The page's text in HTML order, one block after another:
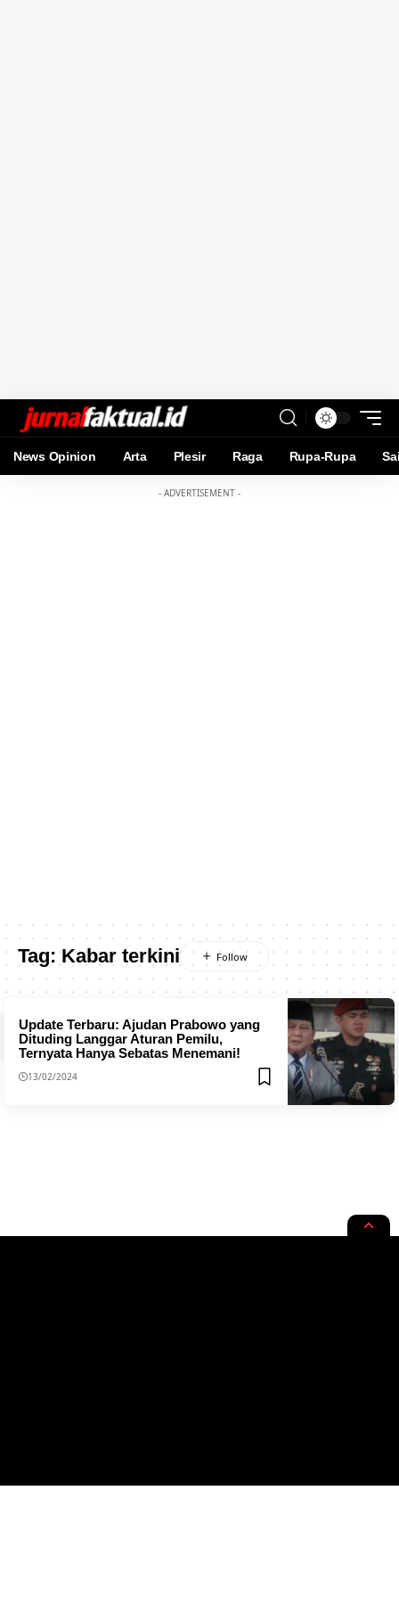
News Opinion Arta Plesir Raga Rupa-Rupa
- ADVERTISEMENT -
Tag:Kabar terkini
Update Terbaru: Ajudan Prabowo yang
Dituding Langgar Aturan Pemilu,
Ternyata Hanya Sebatas Menemani!
13/02/2024